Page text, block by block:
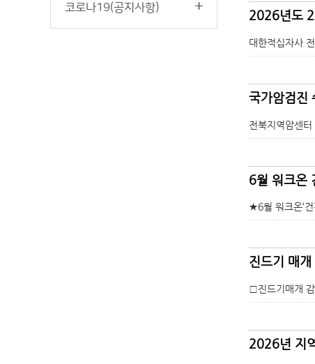
코로나19(공지사항) 2026년도
대한적십자사
국가암검진
전북지역암센
6월 워크온
★6월 워크온‘
진드기 매
□진드기매개 감
2026년 지